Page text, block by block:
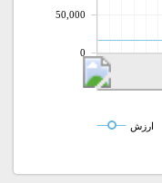
0
50,000
ارزش